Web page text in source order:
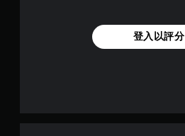
登入以評分